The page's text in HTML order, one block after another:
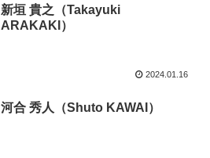
新垣 貴之（Takayuki
ARAKAKI）
2024.01.16
河合 秀人（Shuto KAWAI）